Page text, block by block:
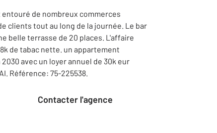
de nombreux commerces
clients tout au long de la journée. Le bar
belle terrasse de 20 places. L'affaire
de tabac nette. un appartement
avec un loyer annuel de 30k eur
Référence: 75-225538.
Contacter l'agence